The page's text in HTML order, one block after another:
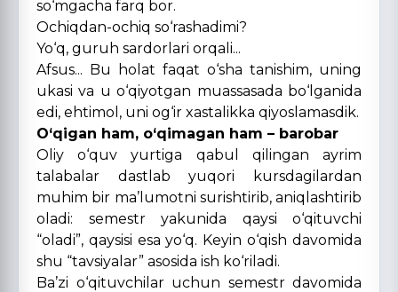
so‘mgacha farq bor.
Ochiqdan-ochiq so‘rashadimi?
Yo‘q, guruh sardorlari orqali...
Afsus... Bu holat faqat o‘sha tanishim, uning
ukasi va u o‘qiyotgan muassasada bo‘lganida
edi, ehtimol, uni og‘ir xastalikka qiyoslamasdik.
O‘qigan ham, o‘qimagan ham – barobar
Oliy o‘quv yurtiga qabul qilingan ayrim
talabalar dastlab yuqori kursdagilardan
muhim bir ma’lumotni surishtirib, aniqlashtirib
oladi: semestr yakunida qaysi o‘qituvchi
“oladi”, qaysisi esa yo‘q. Keyin o‘qish davomida
shu “tavsiyalar” asosida ish ko‘riladi.
Ba’zi o‘qituvchilar uchun semestr davomida